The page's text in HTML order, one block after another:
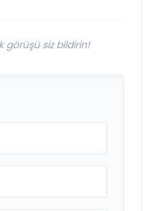
görüşü siz bildirin!